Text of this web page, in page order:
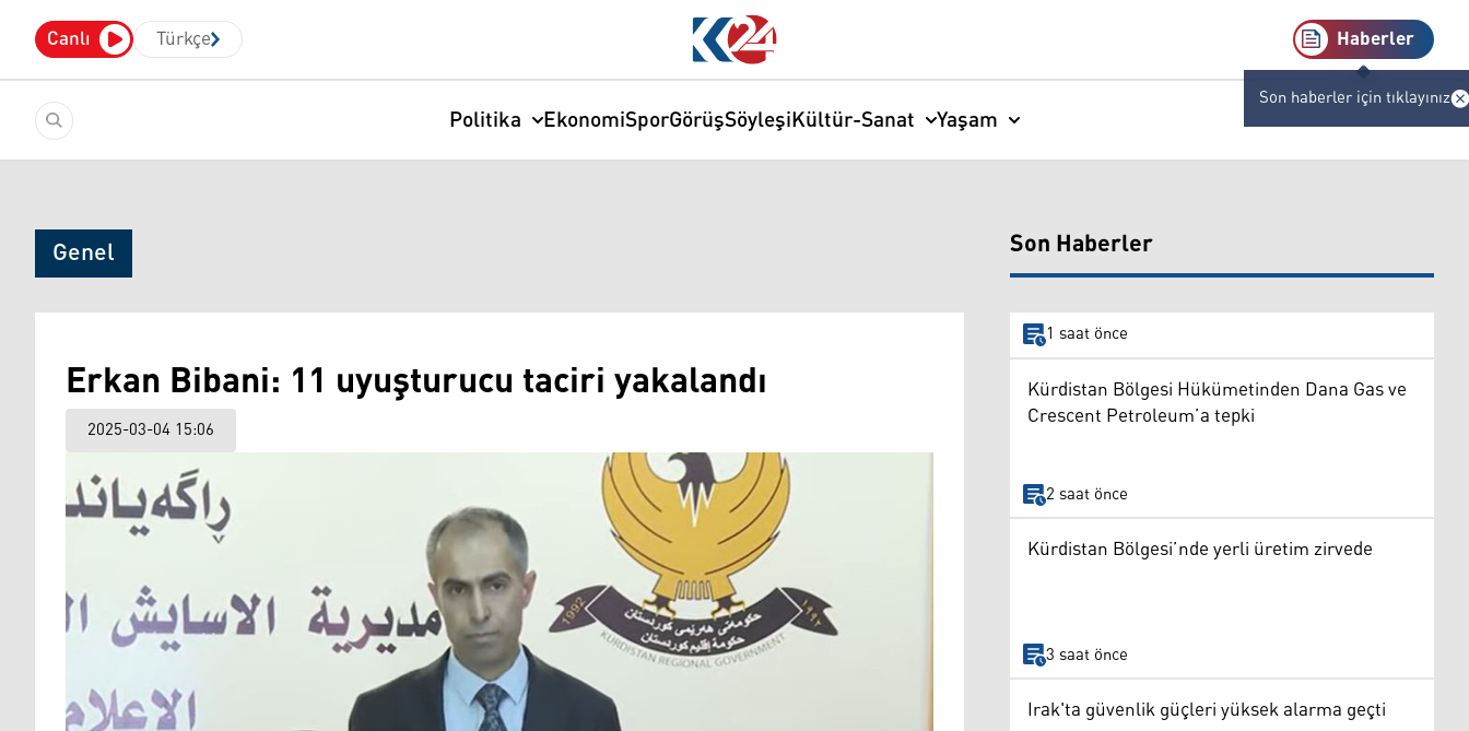
Canlı Türkçe Haberler
Son haberler için tıklayınız
Politika EkonomiSporGörüşSöyleşiKültür-Sanat Yaşam
Genel
Erkan Bibani: 11 uyuşturucu taciri yakalandı
2025-03-04 15:06
Son Haberler
1 saat önce
Kürdistan Bölgesi Hükümetinden Dana Gas ve
Crescent Petroleum’a tepki
2 saat önce
Kürdistan Bölgesi’nde yerli üretim zirvede
3 saat önce
Irak'ta güvenlik güçleri yüksek alarma geçti